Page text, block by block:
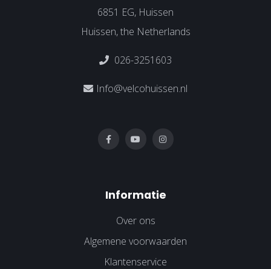
6851 EG, Huissen
Huissen, the Netherlands
026-3251603
Info@velcohuissen.nl
Informatie
Over ons
Algemene voorwaarden
Klantenservice